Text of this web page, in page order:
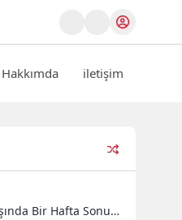
Hakkımda iletişim
Bir Hafta Sonu